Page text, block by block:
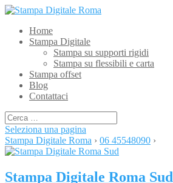
Home
Stampa Digitale
Stampa su supporti rigidi
Stampa su flessibili e carta
Stampa offset
Blog
Contattaci
Seleziona una pagina
Stampa Digitale Roma › 06 45548090 ›
Stampa Digitale Roma Sud